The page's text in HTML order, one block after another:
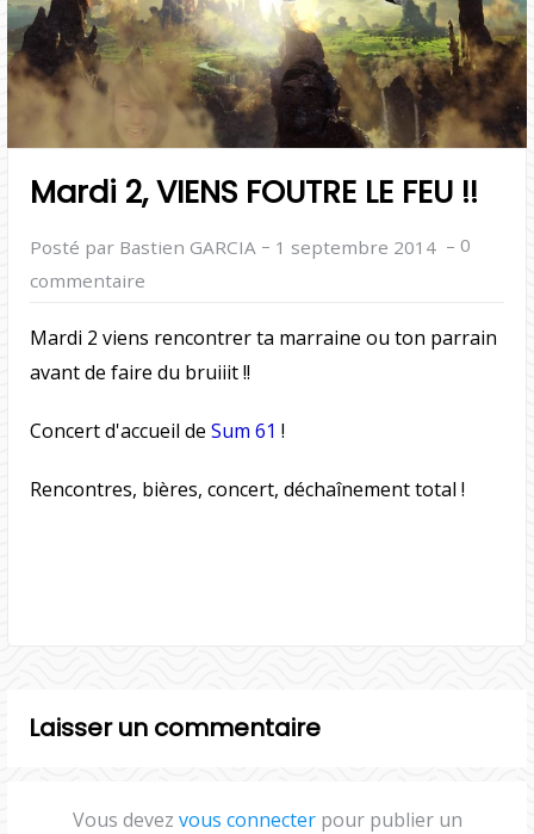
Mardi 2, VIENS FOUTRE LE FEU !!
Posté par Bastien GARCIA – 1 septembre 2014 – 0
commentaire
Mardi 2 viens rencontrer ta marraine ou ton parrain
avant de faire du bruiiit !!
Concert d'accueil de Sum 61 !
Rencontres, bières, concert, déchaînement total !
Laisser un commentaire
Vous devez vous connecterpour publier un